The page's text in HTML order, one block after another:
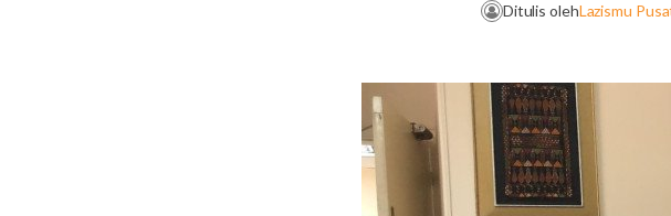
Ditulis olehLazismu